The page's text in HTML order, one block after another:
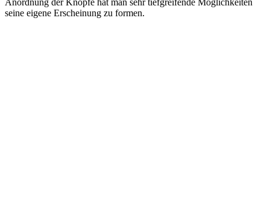
Anordnung der Knöpfe hat man sehr tiefgreifende Möglichkeiten
seine eigene Erscheinung zu formen.